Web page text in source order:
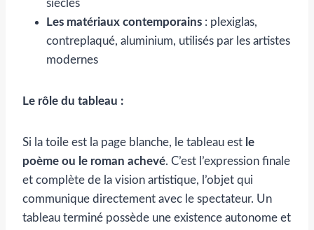
siècles
Les matériaux contemporains : plexiglas,
contreplaqué, aluminium, utilisés par les artistes
modernes
Le rôle du tableau :
Si la toile est la page blanche, le tableau est le
poème ou le roman achevé. C’est l’expression finale
et complète de la vision artistique, l’objet qui
communique directement avec le spectateur. Un
tableau terminé possède une existence autonome et